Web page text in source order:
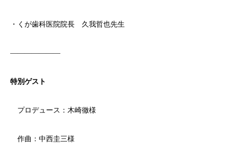
・くが歯科医院院長 久我哲也先生
———————
特別ゲスト
プロデュース：木崎徹様
作曲：中西圭三様